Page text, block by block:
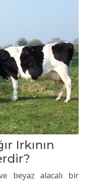
Irkının
beyaz alacalı bir